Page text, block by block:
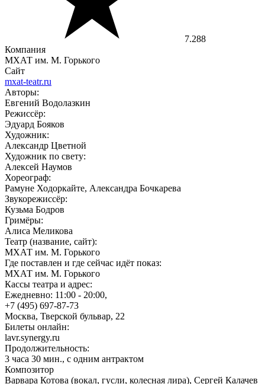
7.288
Компания
МХАТ им. М. Горького
Сайт
mxat-teatr.ru
Авторы:
Евгений Водолазкин
Режиссёр:
Эдуард Бояков
Художник:
Александр Цветной
Художник по свету:
Алексей Наумов
Хореограф:
Рамуне Ходоркайте, Александра Бочкарева
Звукорежиссёр:
Кузьма Бодров
Гримёры:
Алиса Меликова
Театр (название, сайт):
МХАТ им. М. Горького
Где поставлен и где сейчас идёт показ:
МХАТ им. М. Горького
Кассы театра и адрес:
Ежедневно: 11:00 - 20:00,
+7 (495) 697-87-73
Москва, Тверской бульвар, 22
Билеты онлайн:
lavr.synergy.ru
Продолжительность:
3 часа 30 мин., с одним антрактом
Композитор
Варвара Котова (вокал, гусли, колесная лира), Сергей Калачев